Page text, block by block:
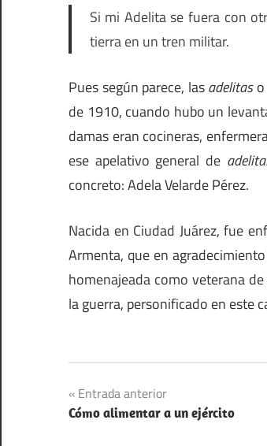
Si mi Adelita se fuera con
tierra en un tren militar.
Pues según parece, lasadelitaso
de 1910, cuando hubo un
damas eran cocineras,
ese apelativo general de
concreto: Adela Velarde Pérez.
Nacida en Ciudad Juárez, fue
Armenta, que en
homenajeada como veterana
la guerra, personificado en este
Navegación
de
Entrada anterior
Cómo alimentar a un ejército